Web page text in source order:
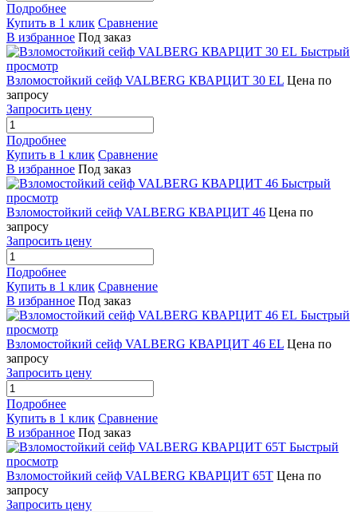
Подробнее
Купить в 1 клик Сравнение
В избранное Под заказ
Быстрый
просмотр
Взломостойкий сейф VALBERG КВАРЦИТ 30 EL Цена по
запросу
Запросить цену
Подробнее
Купить в 1 клик Сравнение
В избранное Под заказ
Быстрый
просмотр
Взломостойкий сейф VALBERG КВАРЦИТ 46 Цена по
запросу
Запросить цену
Подробнее
Купить в 1 клик Сравнение
В избранное Под заказ
Быстрый
просмотр
Взломостойкий сейф VALBERG КВАРЦИТ 46 EL Цена по
запросу
Запросить цену
Подробнее
Купить в 1 клик Сравнение
В избранное Под заказ
Быстрый
просмотр
Взломостойкий сейф VALBERG КВАРЦИТ 65Т Цена по
запросу
Запросить цену